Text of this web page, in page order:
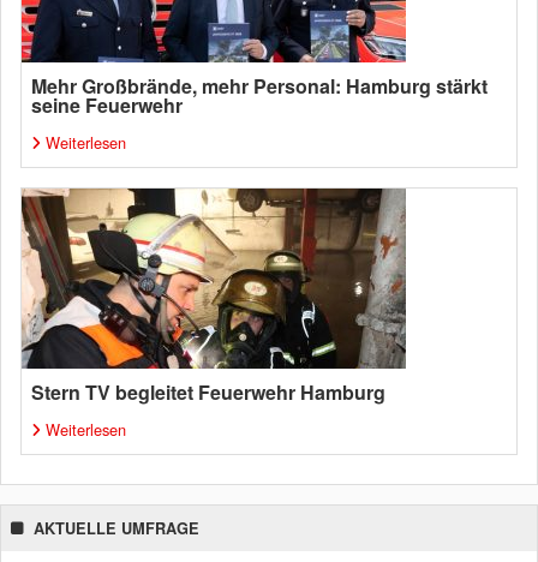
Mehr Großbrände, mehr Personal: Hamburg stärkt
seine Feuerwehr
Weiterlesen
Stern TV begleitet Feuerwehr Hamburg
Weiterlesen
AKTUELLE UMFRAGE